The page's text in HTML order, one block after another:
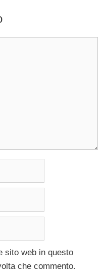
sito web in questo
che commento.